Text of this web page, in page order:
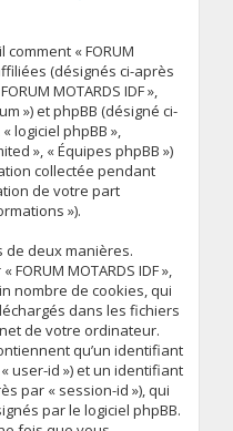
« FORUM
(désignés ci-après
MOTARDS IDF »,
») et phpBB (désigné ci-
logiciel phpBB »,
», « Équipes phpBB »)
collectée pendant
de votre part
»).
de deux manières.
MOTARDS IDF »,
nombre de cookies, qui
dans les fichiers
de votre ordinateur.
qu’un identifiant
user-id ») et un identifiant
par « session-id »), qui
par le logiciel phpBB.